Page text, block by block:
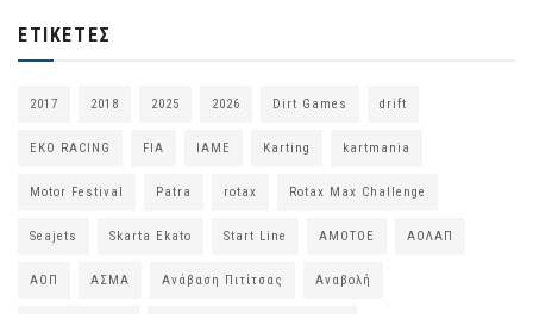
ΕΤΙΚΈΤΕΣ
2017 2018 2025 2026 Dirt Games drift
EKO RACING FIA IAME Karting kartmania
Motor Festival Patra rotax Rotax Max Challenge
Seajets Skarta Ekato Start Line ΑΜΟΤΟΕ ΑΟΛΑΠ
ΑΟΠ ΑΣΜΑ Ανάβαση Πιτίτσας Αναβολή